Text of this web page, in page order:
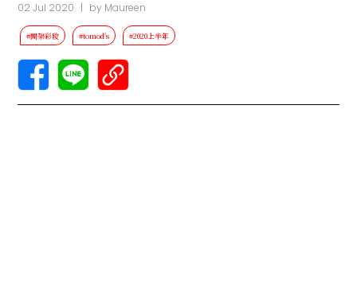
02 Jul 2020 | by Maureen
#開架彩妝 #tomod's #2020上半年